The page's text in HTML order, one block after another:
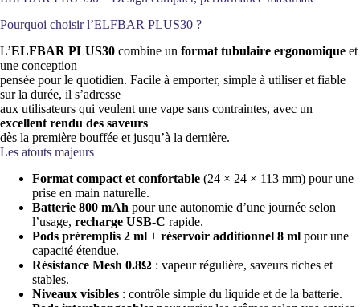
Pourquoi choisir l’ELFBAR PLUS30 ?
L’ELFBAR PLUS30 combine un format tubulaire ergonomique et
une conception
pensée pour le quotidien. Facile à emporter, simple à utiliser et fiable
sur la durée, il s’adresse
aux utilisateurs qui veulent une vape sans contraintes, avec un
excellent rendu des saveurs
dès la première bouffée et jusqu’à la dernière.
Les atouts majeurs
Format compact et confortable (24 × 24 × 113 mm) pour une
prise en main naturelle.
Batterie 800 mAh pour une autonomie d’une journée selon
l’usage, recharge USB-C rapide.
Pods préremplis 2 ml + réservoir additionnel 8 ml pour une
capacité étendue.
Résistance Mesh 0.8Ω : vapeur régulière, saveurs riches et
stables.
Niveaux visibles : contrôle simple du liquide et de la batterie.